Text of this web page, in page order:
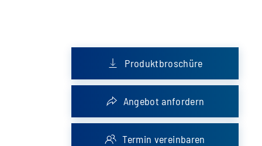
Produktbroschüre
Angebot anfordern
Termin vereinbaren